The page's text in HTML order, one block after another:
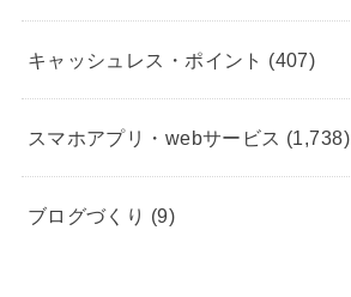
キャッシュレス・ポイント (407)
スマホアプリ・webサービス (1,738)
ブログづくり (9)